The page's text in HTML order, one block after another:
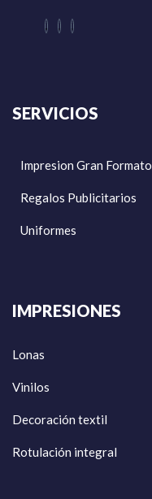
SERVICIOS
Impresion Gran Formato
Regalos Publicitarios
Uniformes
IMPRESIONES
Lonas
Vinilos
Decoración textil
Rotulación integral